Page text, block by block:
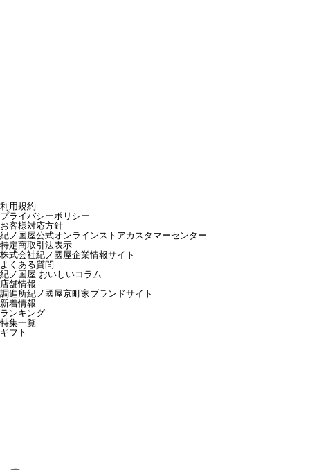
利用規約
プライバシーポリシー
お客様対応方針
紀ノ国屋公式オンラインストアカスタマーセンター
特定商取引法表示
株式会社紀ノ國屋企業情報サイト
よくある質問
紀ノ国屋 おいしいコラム
店舗情報
調進所紀ノ國屋京町家ブランドサイト
新着情報
ランキング
特集一覧
ギフト